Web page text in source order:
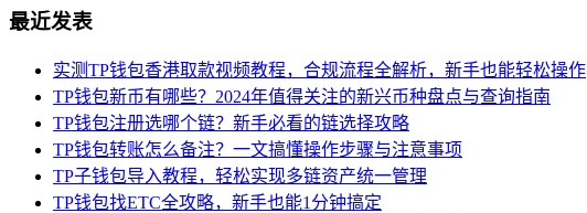
最近发表
实测TP钱包香港取款视频教程，合规流程全解析，新手也能轻松操作
TP钱包新币有哪些？2024年值得关注的新兴币种盘点与查询指南
TP钱包注册选哪个链？新手必看的链选择攻略
TP钱包转账怎么备注？一文搞懂操作步骤与注意事项
TP子钱包导入教程，轻松实现多链资产统一管理
TP钱包找ETC全攻略，新手也能1分钟搞定